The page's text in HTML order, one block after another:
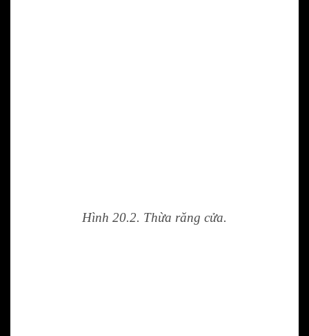
Hình 20.2. Thừa răng cửa.